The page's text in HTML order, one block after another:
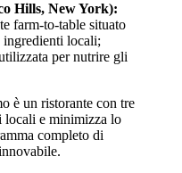
Hills, New York):
farm-to-table situato
locali;
per nutrire gli
è un ristorante con tre
locali e minimizza lo
completo di